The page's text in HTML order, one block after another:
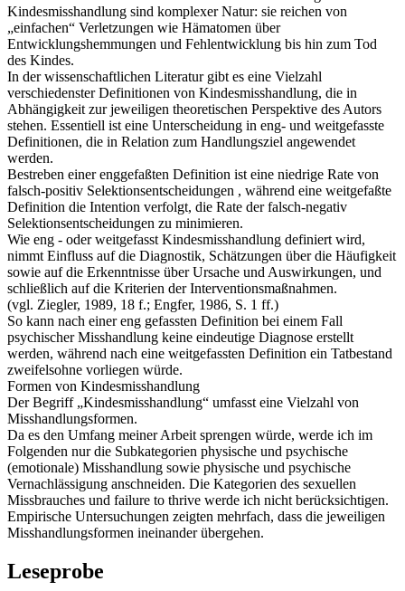
Kindesmisshandlung sind komplexer Natur: sie reichen von
„einfachen“ Verletzungen wie Hämatomen über
Entwicklungshemmungen und Fehlentwicklung bis hin zum Tod
des Kindes.
In der wissenschaftlichen Literatur gibt es eine Vielzahl
verschiedenster Definitionen von Kindesmisshandlung, die in
Abhängigkeit zur jeweiligen theoretischen Perspektive des Autors
stehen. Essentiell ist eine Unterscheidung in eng- und weitgefasste
Definitionen, die in Relation zum Handlungsziel angewendet
werden.
Bestreben einer enggefaßten Definition ist eine niedrige Rate von
falsch-positiv Selektionsentscheidungen , während eine weitgefaßte
Definition die Intention verfolgt, die Rate der falsch-negativ
Selektionsentscheidungen zu minimieren.
Wie eng - oder weitgefasst Kindesmisshandlung definiert wird,
nimmt Einfluss auf die Diagnostik, Schätzungen über die Häufigkeit
sowie auf die Erkenntnisse über Ursache und Auswirkungen, und
schließlich auf die Kriterien der Interventionsmaßnahmen.
(vgl. Ziegler, 1989, 18 f.; Engfer, 1986, S. 1 ff.)
So kann nach einer eng gefassten Definition bei einem Fall
psychischer Misshandlung keine eindeutige Diagnose erstellt
werden, während nach eine weitgefassten Definition ein Tatbestand
zweifelsohne vorliegen würde.
Formen von Kindesmisshandlung
Der Begriff „Kindesmisshandlung“ umfasst eine Vielzahl von
Misshandlungsformen.
Da es den Umfang meiner Arbeit sprengen würde, werde ich im
Folgenden nur die Subkategorien physische und psychische
(emotionale) Misshandlung sowie physische und psychische
Vernachlässigung anschneiden. Die Kategorien des sexuellen
Missbrauches und failure to thrive werde ich nicht berücksichtigen.
Empirische Untersuchungen zeigten mehrfach, dass die jeweiligen
Misshandlungsformen ineinander übergehen.
Leseprobe